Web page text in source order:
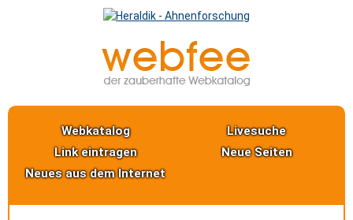
Webkatalog
Livesuche
Link eintragen
Neue Seiten
Neues aus dem Internet